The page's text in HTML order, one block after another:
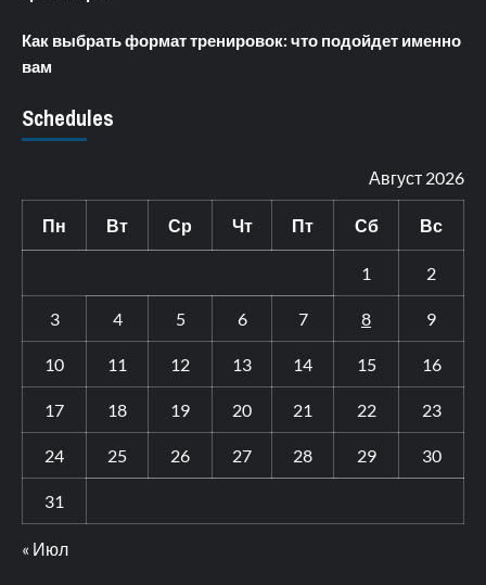
Как выбрать формат тренировок: что подойдет именно
вам
Schedules
Август 2026
Пн Вт Ср Чт Пт Сб Вс
1 2
3 4 5 6 7 8 9
10 11 12 13 14 15 16
17 18 19 20 21 22 23
24 25 26 27 28 29 30
31
« Июл